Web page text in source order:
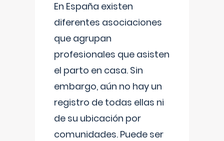
En España existen
diferentes asociaciones
que agrupan
profesionales que asisten
el parto en casa. Sin
embargo, aún no hay un
registro de todas ellas ni
de su ubicación por
comunidades. Puede ser